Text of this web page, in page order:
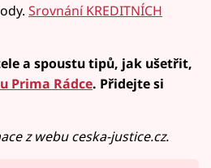
Srovnání KREDITNÍCH
a spoustu tipů, jak ušetřit,
Prima Rádce. Přidejte si
z webu ceska-justice.cz.